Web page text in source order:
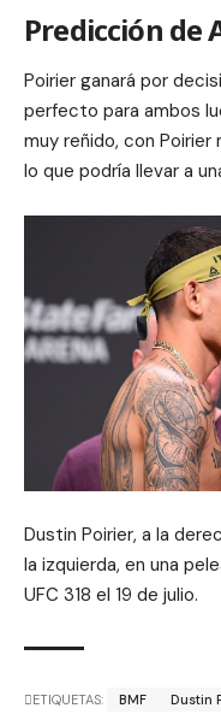
Predicción de
Poirier ganará por
perfecto para ambos
muy reñido, con
lo que podría llevar a
Dustin Poirier, a la
la izquierda, en una
UFC 318 el 19 de julio.
ETIQUETAS: BMF Dustin